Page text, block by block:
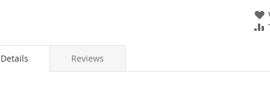
Details Reviews